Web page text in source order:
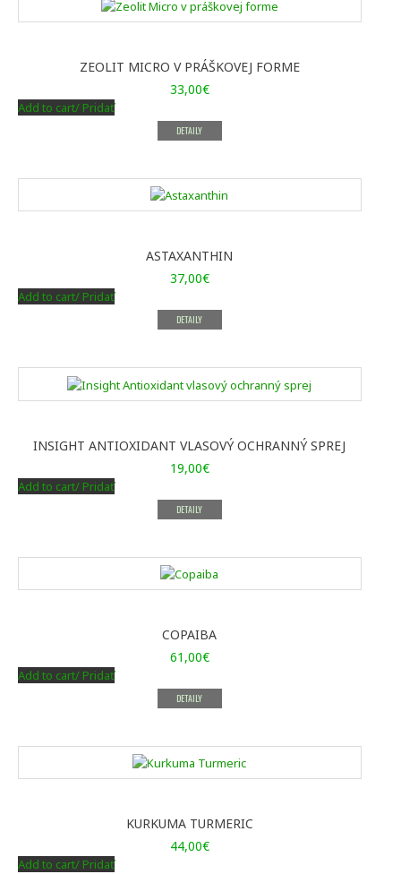
ZEOLIT MICRO V PRÁŠKOVEJ FORME
33,00€
Add to cart/ Pridať
DETAILY
ASTAXANTHIN
37,00€
Add to cart/ Pridať
DETAILY
INSIGHT ANTIOXIDANT VLASOVÝ OCHRANNÝ SPREJ
19,00€
Add to cart/ Pridať
DETAILY
COPAIBA
61,00€
Add to cart/ Pridať
DETAILY
KURKUMA TURMERIC
44,00€
Add to cart/ Pridať